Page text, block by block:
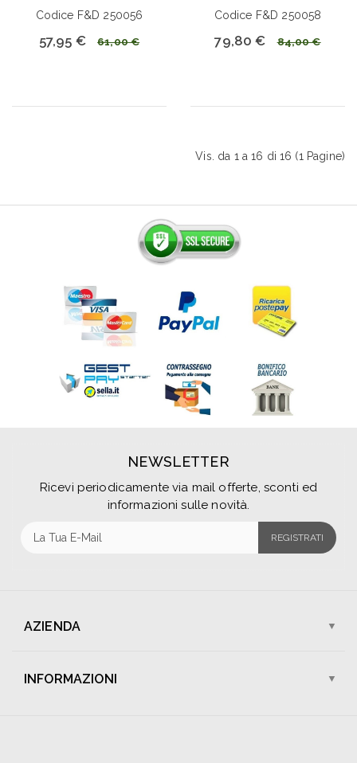
Codice F&D 250056
57,95 € 61,00 €
Codice F&D 250058
79,80 € 84,00 €
Vis. da 1 a 16 di 16 (1 Pagine)
NEWSLETTER
Ricevi periodicamente via mail offerte, sconti ed
informazioni sulle novità.
REGISTRATI
AZIENDA
INFORMAZIONI